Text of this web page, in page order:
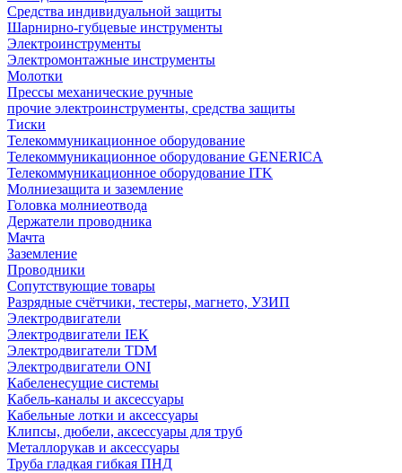
Средства индивидуальной защиты
Шарнирно-губцевые инструменты
Электроинструменты
Электромонтажные инструменты
Молотки
Прессы механические ручные
прочие электроинструменты, средства защиты
Тиски
Телекоммуникационное оборудование
Телекоммуникационное оборудование GENERICA
Телекоммуникационное оборудование ITK
Молниезащита и заземление
Головка молниеотвода
Держатели проводника
Мачта
Заземление
Проводники
Сопутствующие товары
Разрядные счётчики, тестеры, магнето, УЗИП
Электродвигатели
Электродвигатели IEK
Электродвигатели TDM
Электродвигатели ONI
Кабеленесущие системы
Кабель-каналы и аксессуары
Кабельные лотки и аксессуары
Клипсы, дюбели, аксессуары для труб
Металлорукав и аксессуары
Труба гладкая гибкая ПНД